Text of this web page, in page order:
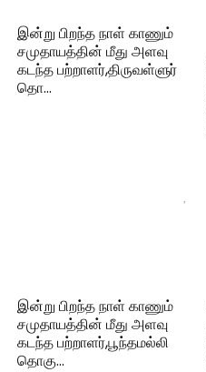
இன்று பிறந்த நாள் காணும்
சமுதாயத்தின் மீது அளவு
கடந்த பற்றாளர்,திருவள்ளுர்
தொ…
இன்று பிறந்த நாள் காணும்
சமுதாயத்தின் மீது அளவு
கடந்த பற்றாளர்,பூந்தமல்லி
தொகு…